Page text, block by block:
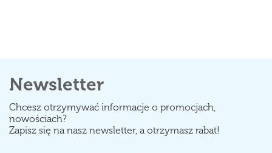
Newsletter
Chcesz otrzymywać informacje o promocjach,
nowościach?
Zapisz się na nasz newsletter, a otrzymasz rabat!